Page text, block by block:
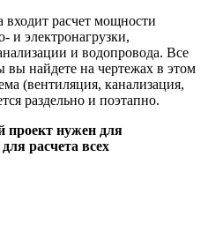
входит расчет мощности
и электронагрузки,
и водопровода. Все
найдете на чертежах в этом
(вентиляция, канализация,
раздельно и поэтапно.
проект нужен для
расчета всех